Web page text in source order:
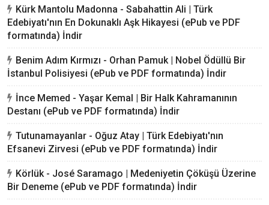
Kürk Mantolu Madonna - Sabahattin Ali | Türk
Edebiyatı'nın En Dokunaklı Aşk Hikayesi (ePub ve PDF
formatında) İndir
Benim Adım Kırmızı - Orhan Pamuk | Nobel Ödüllü Bir
İstanbul Polisiyesi (ePub ve PDF formatında) İndir
İnce Memed - Yaşar Kemal | Bir Halk Kahramanının
Destanı (ePub ve PDF formatında) İndir
Tutunamayanlar - Oğuz Atay | Türk Edebiyatı'nın
Efsanevi Zirvesi (ePub ve PDF formatında) İndir
Körlük - José Saramago | Medeniyetin Çöküşü Üzerine
Bir Deneme (ePub ve PDF formatında) İndir